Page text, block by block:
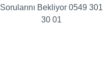
Sorularını Bekliyor 0549 301
30 01